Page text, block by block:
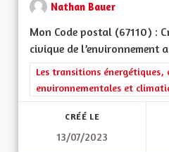
Nathan Bauer
Mon Code postal (67110) :
civique de l’environnement
Filtrer les résultats de la
Les transitions énergétiques,
environnementales et
CRÉÉ LE
13/07/2023